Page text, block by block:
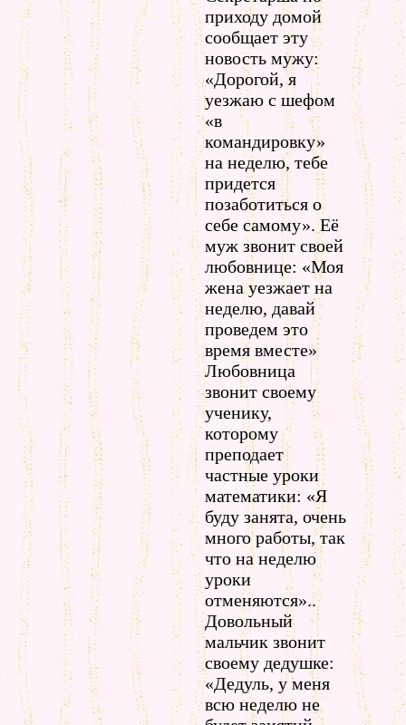
приходу домой
сообщает эту
новость мужу:
«Дорогой, я
уезжаю с шефом
«в
командировку»
на неделю, тебе
придется
позаботиться о
себе самому». Её
муж звонит своей
любовнице: «Моя
жена уезжает на
неделю, давай
проведем это
время вместе»
Любовница
звонит своему
ученику,
которому
преподает
частные уроки
математики: «Я
буду занята, очень
много работы, так
что на неделю
уроки
отменяются»..
Довольный
мальчик звонит
своему дедушке:
«Дедуль, у меня
всю неделю не